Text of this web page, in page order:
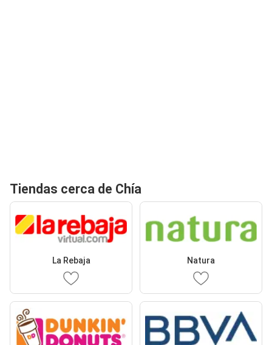
Tiendas cerca de Chía
La Rebaja Natura